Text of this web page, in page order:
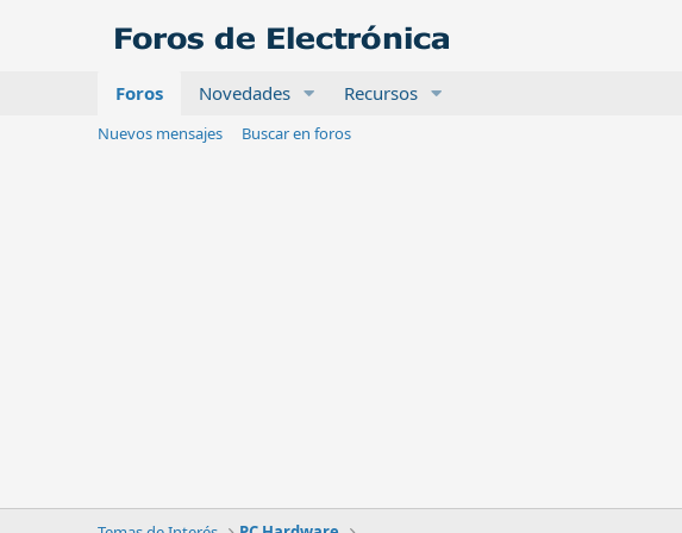
Foros Novedades Recursos
Nuevos mensajes Buscar en foros